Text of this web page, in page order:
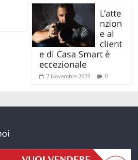
L’atte
nzion
e al
client
e di Casa Smart è
eccezionale
7 Novembre 2023 0